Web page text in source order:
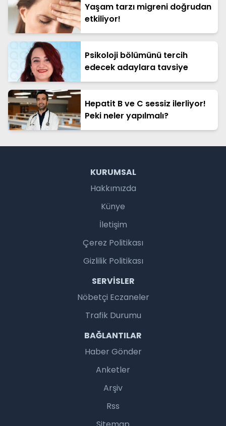
Yaşam tarzı migreni doğrudan
etkiliyor!
Psikoloji bölümünü tercih
edecek adaylara tavsiye
Hepatit B ve C sessiz ilerliyor!
Peki neler yapılmalı?
KURUMSAL
Hakkımızda
Künye
İletişim
Çerez Politikası
Gizlilik Politikası
SERVISLER
Nöbetçi Eczaneler
Trafik Durumu
BAĞLANTILAR
Haber Gönder
Anketler
Arşiv
Rss